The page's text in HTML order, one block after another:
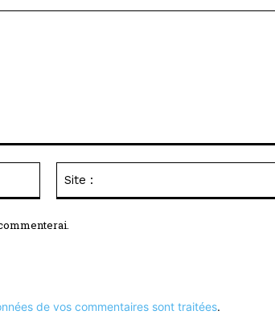
de vos commentaires sont traitées.